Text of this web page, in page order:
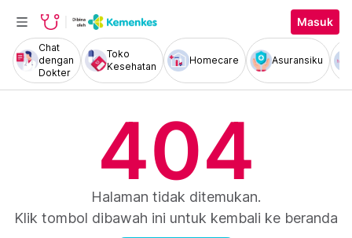
Masuk
Chat
dengan
Dokter
Toko
Kesehatan
Homecare Asuransiku
404
Halaman tidak ditemukan.
Klik tombol dibawah ini untuk kembali ke beranda